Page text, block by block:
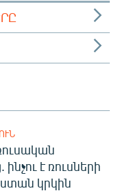
է ռուսների
կրկին